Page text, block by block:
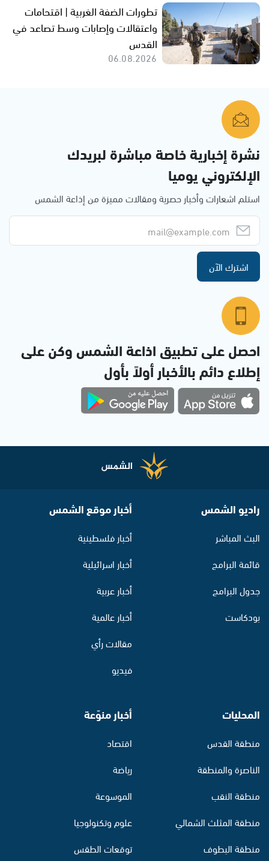
تطورات الضفة الغربية | اقتحامات
واعتقالات وإصابات وسط تصاعد في
القدس
06.08.2026
نشرة إخبارية خاصة مباشرة لبريدك
الإلكتروني يوميا
استلم اشعارات وأخبار حصرية ومقالات مميزة من إذاعة الشمس
اشترك الآن
احصل على تطبيق اذاعة الشمس وكن على
إطلاع دائم بالأخبار أولاً بأول
راديو الشمس
البث المباشر
قائمة البرامج
جدول البرامج
بودكاست
أخبار موقع الشمس
أخبار فلسطينية
أخبار اسرائيلية
أخبار عربية
أخبار عالمية
مقالات رأي
فيديو
المحليات
منطقة القدس
الناصرة والمنطقة
منطقة النقب
منطقة المثلث الشمالي
منطقة البطوف
أخبار منوّعة
اقتصاد
رياضة
الموسوعة
علوم وتكنولوجيا
توقعات الطقس